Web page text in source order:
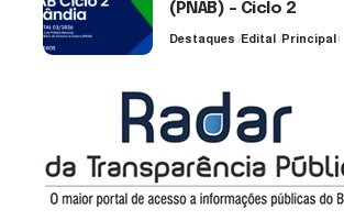
(PNAB) – Ciclo 2
Destaques Edital Principal